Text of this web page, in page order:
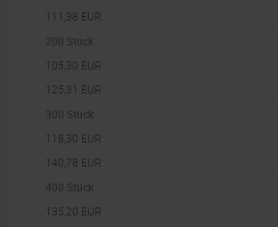
111,38 EUR
200 Stück
105,30 EUR
125,31 EUR
300 Stück
118,30 EUR
140,78 EUR
400 Stück
135,20 EUR